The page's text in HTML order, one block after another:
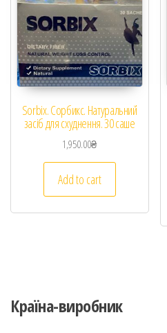
Sorbix. Сорбикс. Натуральний
засіб для схуднення. 30 саше
1,950.00₴
Add to cart
Країна-виробник